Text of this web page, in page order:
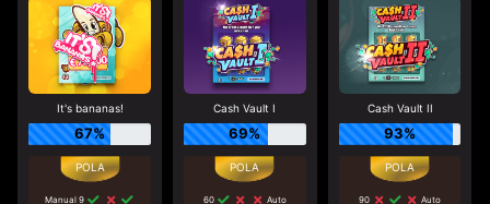
It's bananas!
67%
Manual 9
Cash Vault I
69%
60
Auto
Cash Vault II
93%
90
Auto